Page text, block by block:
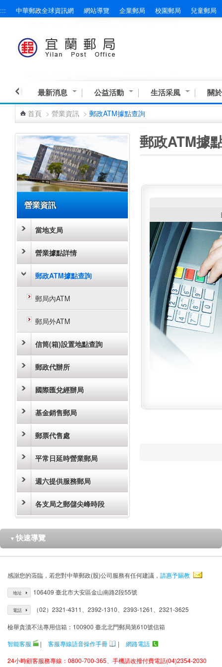
跳到主要內容區塊
::: 中華郵政全球資訊網 網站導覽 企業郵局 校園郵局 兒童郵局
最新消息 公益活動 生活采風 關
首頁 > 營業資訊 > 郵政ATM據點查詢
營業資訊
當地支局
營業據點詳情
郵政ATM據點查詢
郵局內ATM
郵局外ATM
信筒(箱)設置地點查詢
郵政代辦所
國際匯兌經辦局
基金銷售郵局
郵票代售處
平常日延時營業郵局
週六提供服務郵局
各支局之郵儲尖峰時段
郵政ATM據
▼ 快速導覽
感謝您的蒞臨，若您對中華郵政(股)公司服務有任何建議， 請惠予賜教
地址 106409 臺北市大安區金山南路2段55號
電話 （02）2321-4311、2392-1310、2393-1261、2321-3625
檢舉貪瀆不法專用信箱：100900 臺北北門郵局第610號信箱
智能客服
| 客服專線語音操作手冊 |
網路電話
24小時顧客服務專線：0800-700-365、手機請改撥付費電話(04)2354-2030